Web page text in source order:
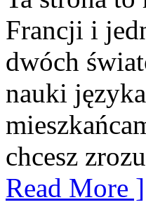
Francji i
dwóch
nauki
chcesz
Read More ]